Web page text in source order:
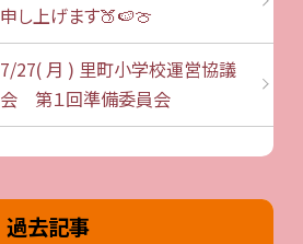
申し上げます🍑🍉🍈
7/27( 月 ) 里町小学校運営協議
会 第１回準備委員会
過去記事